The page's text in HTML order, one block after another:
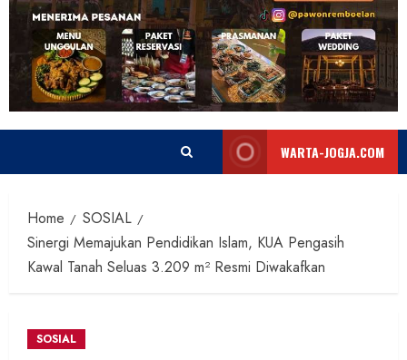
WARTA-JOGJA.COM
Home
SOSIAL
Sinergi Memajukan Pendidikan Islam, KUA Pengasih
Kawal Tanah Seluas 3.209 m² Resmi Diwakafkan
SOSIAL